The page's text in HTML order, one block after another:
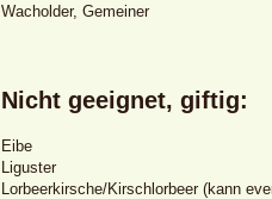
Wacholder, Gemeiner
Nicht geeignet, giftig:
Eibe
Liguster
Lorbeerkirsche/Kirschlorbeer (kann